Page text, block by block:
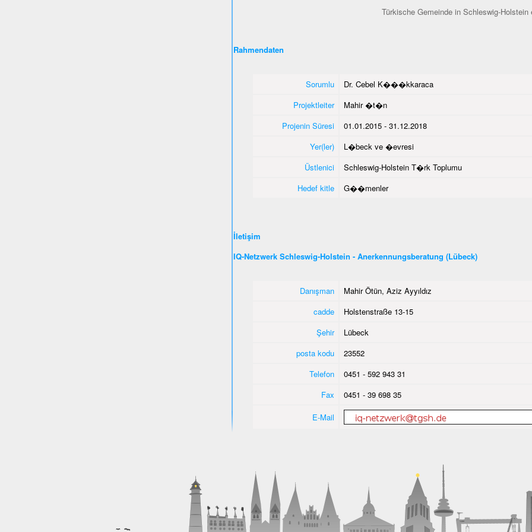
Türkische Gemeinde in Schleswig-Holstein
Rahmendaten
Sorumlu
Dr. Cebel K���kkaraca
Projektleiter
Mahir �t�n
Projenin Süresi
01.01.2015 - 31.12.2018
Yer(ler)
L�beck ve �evresi
Üstlenici
Schleswig-Holstein T�rk Toplumu
Hedef kitle
G��menler
İletişim
IQ-Netzwerk Schleswig-Holstein - Anerkennungsberatung (Lübeck)
Danışman
Mahir Ötün, Aziz Ayyıldız
cadde
Holstenstraße 13-15
Şehir
Lübeck
posta kodu
23552
Telefon
0451 - 592 943 31
Fax
0451 - 39 698 35
E-Mail